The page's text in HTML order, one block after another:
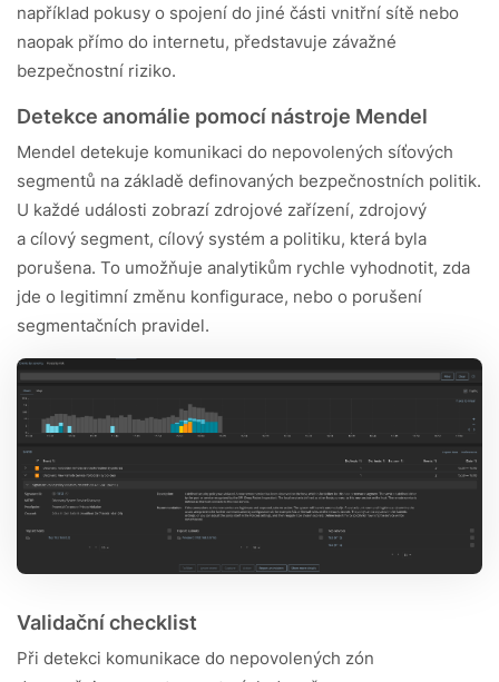
například pokusy o spojení do jiné části vnitřní sítě nebo
naopak přímo do internetu, představuje závažné
bezpečnostní riziko.
Detekce anomálie pomocí nástroje Mendel
Mendel detekuje komunikaci do nepovolených síťových
segmentů na základě definovaných bezpečnostních politik.
U každé události zobrazí zdrojové zařízení, zdrojový
a cílový segment, cílový systém a politiku, která byla
porušena. To umožňuje analytikům rychle vyhodnotit, zda
jde o legitimní změnu konfigurace, nebo o porušení
segmentačních pravidel.
Validační checklist
Při detekci komunikace do nepovolených zón